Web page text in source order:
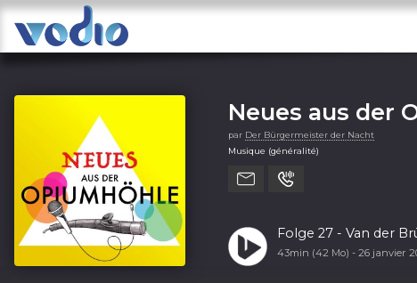
Neues aus der
par Der Bürgermeister der Nacht
Musique (généralité)
Folge 27 - Van der
43min (42 Mo) - 26 janvier